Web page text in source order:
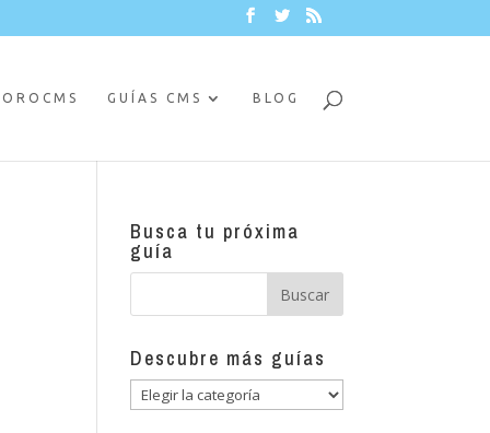
GUÍAS CMS BLOG
Busca tu próxima
guía
Descubre más guías
Descubre